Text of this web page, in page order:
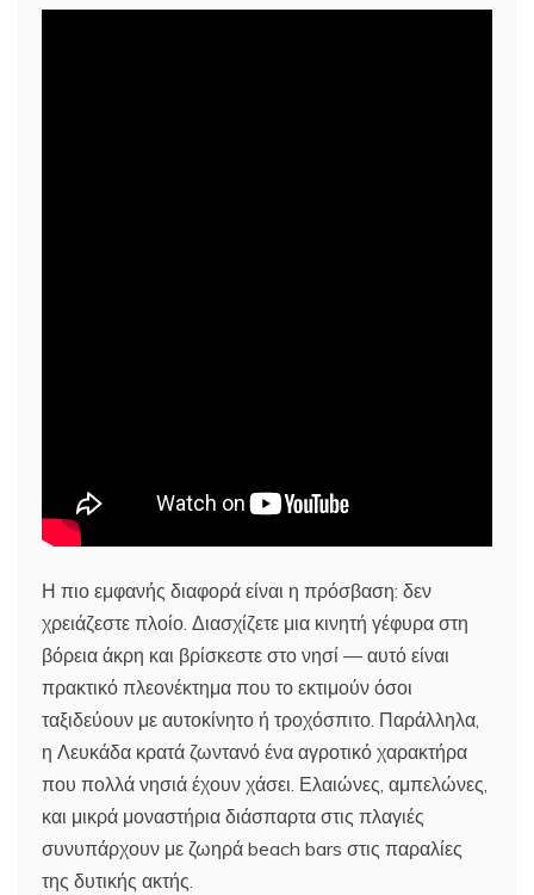
Η πιο εμφανής διαφορά είναι η πρόσβαση: δεν
χρειάζεστε πλοίο. Διασχίζετε μια κινητή γέφυρα στη
βόρεια άκρη και βρίσκεστε στο νησί — αυτό είναι
πρακτικό πλεονέκτημα που το εκτιμούν όσοι
ταξιδεύουν με αυτοκίνητο ή τροχόσπιτο. Παράλληλα,
η Λευκάδα κρατά ζωντανό ένα αγροτικό χαρακτήρα
που πολλά νησιά έχουν χάσει. Ελαιώνες, αμπελώνες,
και μικρά μοναστήρια διάσπαρτα στις πλαγιές
συνυπάρχουν με ζωηρά beach bars στις παραλίες
της δυτικής ακτής.